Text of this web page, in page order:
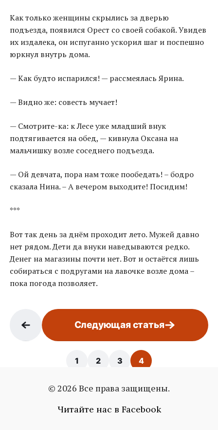
Как только женщины скрылись за дверью
подъезда, появился Орест со своей собакой. Увидев
их издалека, он испуганно ускорил шаг и поспешно
юркнул внутрь дома.
— Как будто испарился! — рассмеялась Ярина.
— Видно же: совесть мучает!
— Смотрите-ка: к Лесе уже младший внук
подтягивается на обед, — кивнула Оксана на
мальчишку возле соседнего подъезда.
— Ой девчата, пора нам тоже пообедать! – бодро
сказала Нина. – А вечером выходите! Посидим!
***
Вот так день за днём проходит лето. Мужей давно
нет рядом. Дети да внуки наведываются редко.
Денег на магазины почти нет. Вот и остаётся лишь
собираться с подругами на лавочке возле дома –
пока погода позволяет.
Следующая статья
1 2 3 4
Страница: 4 / 4
© 2026 Все права защищены.
Читайте нас в Facebook